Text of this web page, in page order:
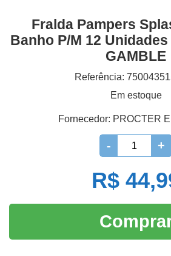
Fralda Pampers
Banho P/m 12 Unidades
GAMBLE
Referência:
Em estoque
Fornecedor: PROCTER
- +
R$